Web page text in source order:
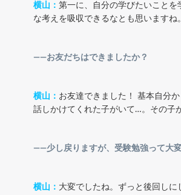
横山： 第一に、自分の学びたいこと
な考えを吸収できるなとも思います
――お友だちはできましたか？
横山： お友達できました！ 基本自分
話しかけてくれた子がいて…。その子
――少し戻りますが、受験勉強って大
横山： 大変でしたね。ずっと後回し